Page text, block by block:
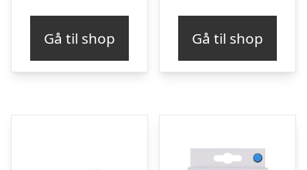
Gå til shop Gå til shop